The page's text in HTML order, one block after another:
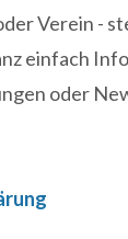
Verein -
einfach
oder